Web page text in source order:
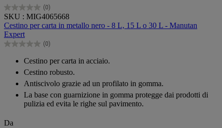
(0)
0.0
su
5
stelle.
SKU : MIG4065668
Cestino per carta in metallo nero - 8 L, 15 L o 30 L - Manutan
Expert
(0)
0.0
stelle.
Cestino per carta in acciaio.
Cestino robusto.
Antiscivolo grazie ad un profilato in gomma.
La base con guarnizione in gomma protegge dai prodotti di
pulizia ed evita le righe sul pavimento.
Da